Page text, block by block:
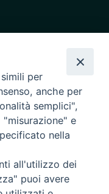
per
anche per
semplici",
e
nella
all'utilizzo dei
puoi avere